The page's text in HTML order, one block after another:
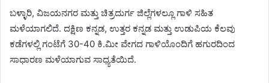
ಬಳ್ಳಾರಿ, ವಿಜಯನಗರ ಮತ್ತು ಚಿತ್ರದುರ್ಗ ಜಿಲ್ಲೆಗಳಲ್ಲೂ ಗಾಳಿ ಸಹಿತ
ಮಳೆಯಾಗಲಿದೆ. ದಕ್ಷಿಣ ಕನ್ನಡ, ಉತ್ತರ ಕನ್ನಡ ಮತ್ತು ಉಡುಪಿಯ ಕೆಲವು
ಕಡೆಗಳಲ್ಲಿ ಗಂಟೆಗೆ 30-40 ಕಿ.ಮೀ ವೇಗದ ಗಾಳಿಯೊಂದಿಗೆ ಹಗುರದಿಂದ
ಸಾಧಾರಣ ಮಳೆಯಾಗುವ ಸಾಧ್ಯತೆಯಿದೆ.